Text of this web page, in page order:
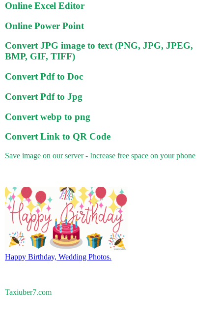
Online Excel Editor
Online Power Point
Convert JPG image to text (PNG, JPG, JPEG,
BMP, GIF, TIFF)
Convert Pdf to Doc
Convert Pdf to Jpg
Convert webp to png
Convert Link to QR Code
Save image on our server - Increase free space on your phone
Happy Birthday, Wedding Photos.
Taxiuber7.com